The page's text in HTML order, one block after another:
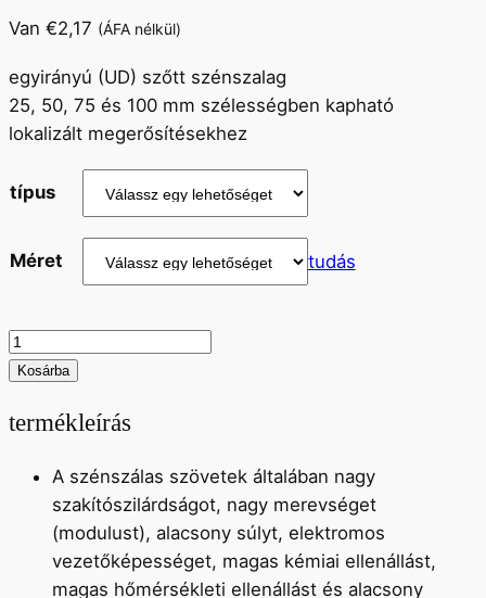
Van €2,17 (ÁFA nélkül)
egyirányú (UD) szőtt szénszalag
25, 50, 75 és 100 mm szélességben kapható
lokalizált megerősítésekhez
típus
Méret tudás
UD
25
50
szénszálas
szalag
Kosárba
termékleírás
A szénszálas szövetek általában nagy
szakítószilárdságot, nagy merevséget
(modulust), alacsony súlyt, elektromos
vezetőképességet, magas kémiai ellenállást,
magas hőmérsékleti ellenállást és alacsony